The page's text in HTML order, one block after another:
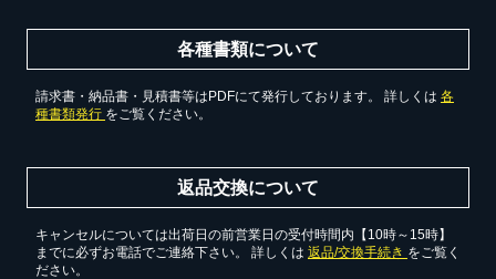
各種書類について
請求書・納品書・見積書等はPDFにて発行しております。 詳しくは 各
種書類発行 をご覧ください。
返品交換について
キャンセルについては出荷日の前営業日の受付時間内【10時～15時】
までに必ずお電話でご連絡下さい。 詳しくは 返品/交換手続き をご覧く
ださい。